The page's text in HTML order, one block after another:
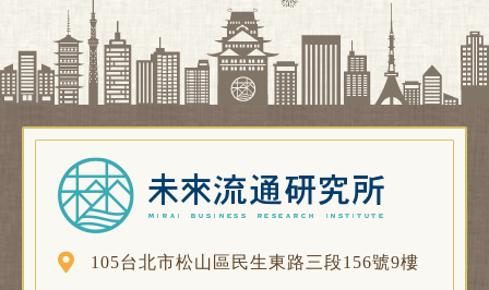
105台北市松山區民生東路三段156號9樓